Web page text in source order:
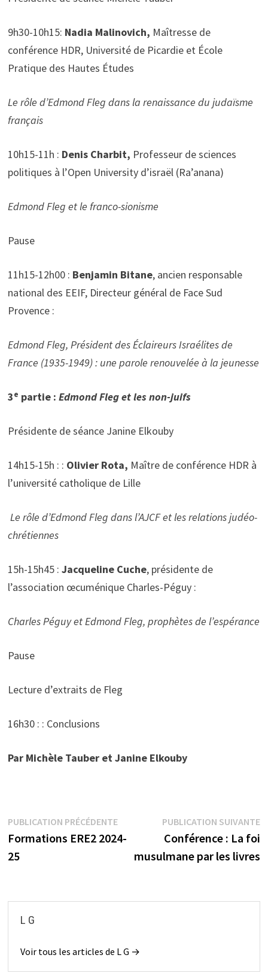
9h30-10h15: Nadia Malinovich, Maîtresse de
conférence HDR, Université de Picardie et École
Pratique des Hautes Études
Le rôle d’Edmond Fleg dans la renaissance du judaïsme
français
10h15-11h : Denis Charbit, Professeur de sciences
politiques à l’Open University d’israël (Ra’anana)
Edmond Fleg et le franco-sionisme
Pause
11h15-12h00 : Benjamin Bitane, ancien responsable
national des EEIF, Directeur général de Face Sud
Provence :
Edmond Fleg, Président des Éclaireurs Israélites de
France (1935-1949): une parole renouvelée à la jeunesse
3e partie : Edmond Fleg et les non-juifs
Présidente de séance Janine Elkouby
14h15-15h : : Olivier Rota, Maître de conférence HDR à
l’université catholique de Lille
Le rôle d’Edmond Fleg dans l’AJCF et les relations judéo-
chrétiennes
15h-15h45 : Jacqueline Cuche, présidente de
l’association œcuménique Charles-Péguy :
Charles Péguy et Edmond Fleg, prophètes de l’espérance
Pause
Lecture d’extraits de Fleg
16h30 : : Conclusions
Par Michèle Tauber et Janine Elkouby
Navigation
de
PUBLICATION PRÉCÉDENTEPublication
précédente :
Formations ERE2 2024-
25
PUBLICATION SUIVANTE
Conférence : La foi
musulmane par les livres
L G
Voir tous les articles de L G →